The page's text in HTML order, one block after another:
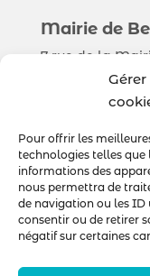
Pour offrir les
technologies telles que
informations des
nous permettra de
de navigation ou les ID
consentir ou de retirer
négatif sur certaines
Mairie de
7 rue de la
11410 Belflou
Municipalité
Sorties &
Au quotidien